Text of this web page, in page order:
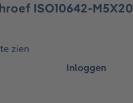
ISO10642-M5X20
zien
Inloggen